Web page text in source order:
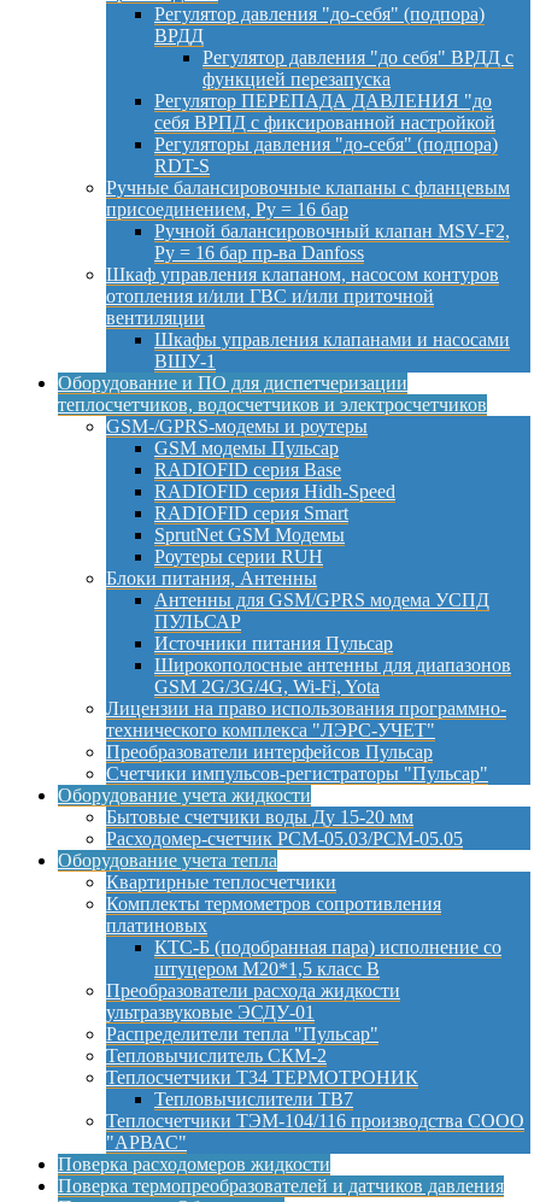
Регулятор давления "до-себя" (подпора)
ВРДД
Регулятор давления "до себя" ВРДД с
функцией перезапуска
Регулятор ПЕРЕПАДА ДАВЛЕНИЯ "до
себя ВРПД с фиксированной настройкой
Регуляторы давления "до-себя" (подпора)
RDT-S
Ручные балансировочные клапаны с фланцевым
присоединением, Py = 16 бар
Ручной балансировочный клапан MSV-F2,
Py = 16 бар пр-ва Danfoss
Шкаф управления клапаном, насосом контуров
отопления и/или ГВС и/или приточной
вентиляции
Шкафы управления клапанами и насосами
ВШУ-1
Оборудование и ПО для диспетчеризации
теплосчетчиков, водосчетчиков и электросчетчиков
GSM-/GPRS-модемы и роутеры
GSM модемы Пульсар
RADIOFID серия Base
RADIOFID серия Hidh-Speed
RADIOFID серия Smart
SprutNet GSM Модемы
Роутеры серии RUH
Блоки питания, Антенны
Антенны для GSM/GPRS модема УСПД
ПУЛЬСАР
Источники питания Пульсар
Широкополосные антенны для диапазонов
GSM 2G/3G/4G, Wi-Fi, Yota
Лицензии на право использования программно-
технического комплекса "ЛЭРС-УЧЕТ"
Преобразователи интерфейсов Пульсар
Счетчики импульсов-регистраторы "Пульсар"
Оборудование учета жидкости
Бытовые счетчики воды Ду 15-20 мм
Расходомер-счетчик РСМ-05.03/РСМ-05.05
Оборудование учета тепла
Квартирные теплосчетчики
Комплекты термометров сопротивления
платиновых
КТС-Б (подобранная пара) исполнение со
штуцером М20*1,5 класс B
Преобразователи расхода жидкости
ультразвуковые ЭСДУ-01
Распределители тепла "Пульсар"
Тепловычислитель СКМ-2
Теплосчетчики Т34 ТЕРМОТРОНИК
Тепловычислители ТВ7
Теплосчетчики ТЭМ-104/116 производства СООО
"АРВАС"
Поверка расходомеров жидкости
Поверка термопреобразователей и датчиков давления